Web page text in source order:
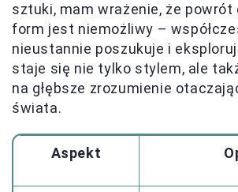
sztuki, mam wrażenie, że powrót
form jest niemożliwy –
nieustannie poszukuje i
staje się nie tylko stylem, ale
na głębsze zrozumienie
świata.
Aspekt